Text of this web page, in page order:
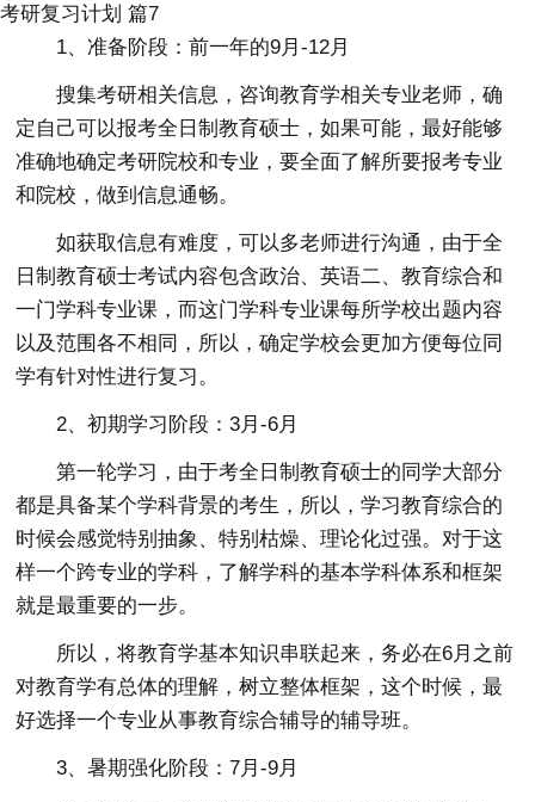
考研复习计划 篇7
1、准备阶段：前一年的9月-12月
搜集考研相关信息，咨询教育学相关专业老师，确
定自己可以报考全日制教育硕士，如果可能，最好能够
准确地确定考研院校和专业，要全面了解所要报考专业
和院校，做到信息通畅。
如获取信息有难度，可以多老师进行沟通，由于全
日制教育硕士考试内容包含政治、英语二、教育综合和
一门学科专业课，而这门学科专业课每所学校出题内容
以及范围各不相同，所以，确定学校会更加方便每位同
学有针对性进行复习。
2、初期学习阶段：3月-6月
第一轮学习，由于考全日制教育硕士的同学大部分
都是具备某个学科背景的考生，所以，学习教育综合的
时候会感觉特别抽象、特别枯燥、理论化过强。对于这
样一个跨专业的学科，了解学科的基本学科体系和框架
就是最重要的一步。
所以，将教育学基本知识串联起来，务必在6月之前
对教育学有总体的理解，树立整体框架，这个时候，最
好选择一个专业从事教育综合辅导的辅导班。
3、暑期强化阶段：7月-9月